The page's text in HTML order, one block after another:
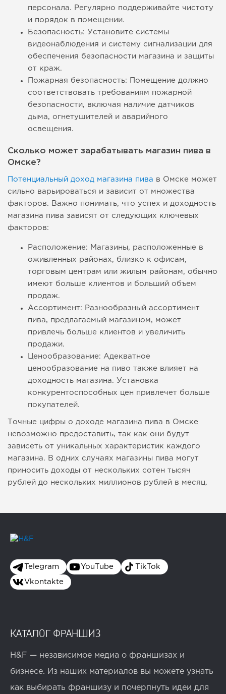
персонала. Регулярно поддерживайте чистоту
и порядок в помещении.
Безопасность: Установите системы
видеонаблюдения и систему сигнализации для
обеспечения безопасности магазина и защиты
от краж.
Пожарная безопасность: Помещение должно
соответствовать требованиям пожарной
безопасности, включая наличие датчиков
дыма, огнетушителей и аварийного
освещения.
Сколько может зарабатывать магазин пива в
Омске?
Потенциальный доход магазина пива в Омске может
сильно варьироваться и зависит от множества
факторов. Важно понимать, что успех и доходность
магазина пива зависят от следующих ключевых
факторов:
Расположение: Магазины, расположенные в
оживленных районах, близко к офисам,
торговым центрам или жилым районам, обычно
имеют больше клиентов и больший объем
продаж.
Ассортимент: Разнообразный ассортимент
пива, предлагаемый магазином, может
привлечь больше клиентов и увеличить
продажи.
Ценообразование: Адекватное
ценообразование на пиво также влияет на
доходность магазина. Установка
конкурентоспособных цен привлечет больше
покупателей.
Точные цифры о доходе магазина пива в Омске
невозможно предоставить, так как они будут
зависеть от уникальных характеристик каждого
магазина. В одних случаях магазины пива могут
приносить доходы от нескольких сотен тысяч
рублей до нескольких миллионов рублей в месяц.
Telegram YouTube TikTok
Vkontakte
КАТАЛОГ ФРАНШИЗ
H&F — независимое медиа о франшизах и
бизнесе. Из наших материалов вы можете узнать
как выбирать франшизу и почерпнуть идеи для